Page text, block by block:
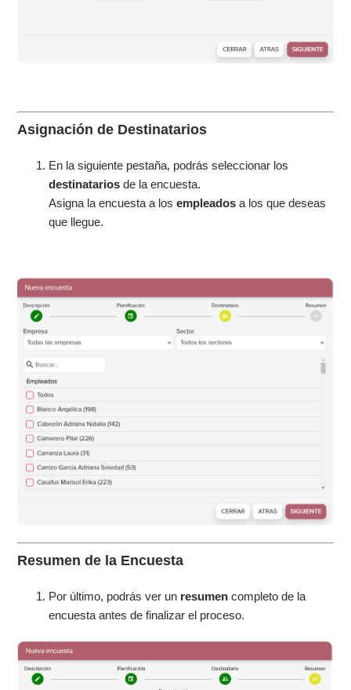
Asignación de Destinatarios
En la siguiente pestaña, podrás seleccionar los
destinatarios de la encuesta.
Asigna la encuesta a losempleados a los que deseas
que llegue.
Resumen de la Encuesta
Por último, podrás ver un resumen completo de la
encuesta antes de finalizar el proceso.